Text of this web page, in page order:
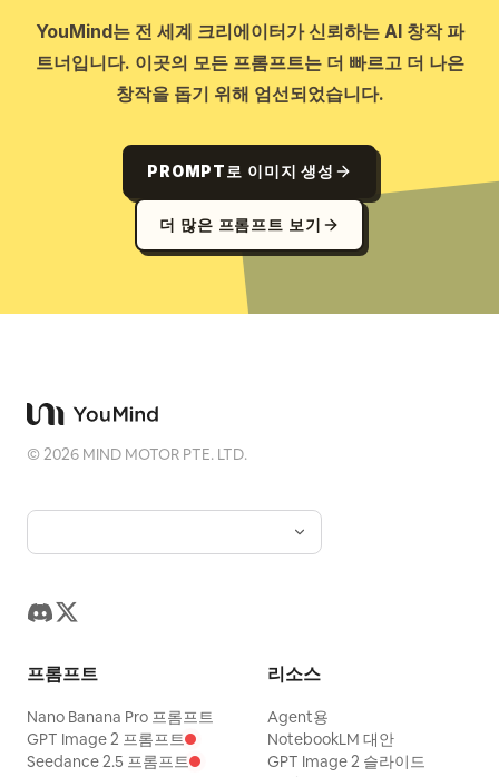
YouMind는 전 세계 크리에이터가 신뢰하는 AI 창작 파
트너입니다. 이곳의 모든 프롬프트는 더 빠르고 더 나은
창작을 돕기 위해 엄선되었습니다.
PROMPT로 이미지 생성
더 많은 프롬프트 보기
©2026 MIND MOTOR PTE. LTD.
프롬프트
Nano Banana Pro 프롬프트
GPT Image 2 프롬프트
Seedance 2.5 프롬프트
리소스
Agent용
NotebookLM 대안
GPT Image 2 슬라이드